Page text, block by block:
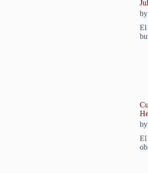
by
El
by
El